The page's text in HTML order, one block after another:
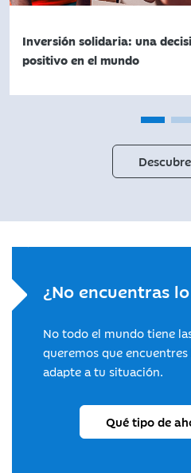
Inversión solidaria: una
positivo en el mundo
¿No encuentras
No todo el mundo tiene
queremos que
adapte a tu situación.
Qué tipo de